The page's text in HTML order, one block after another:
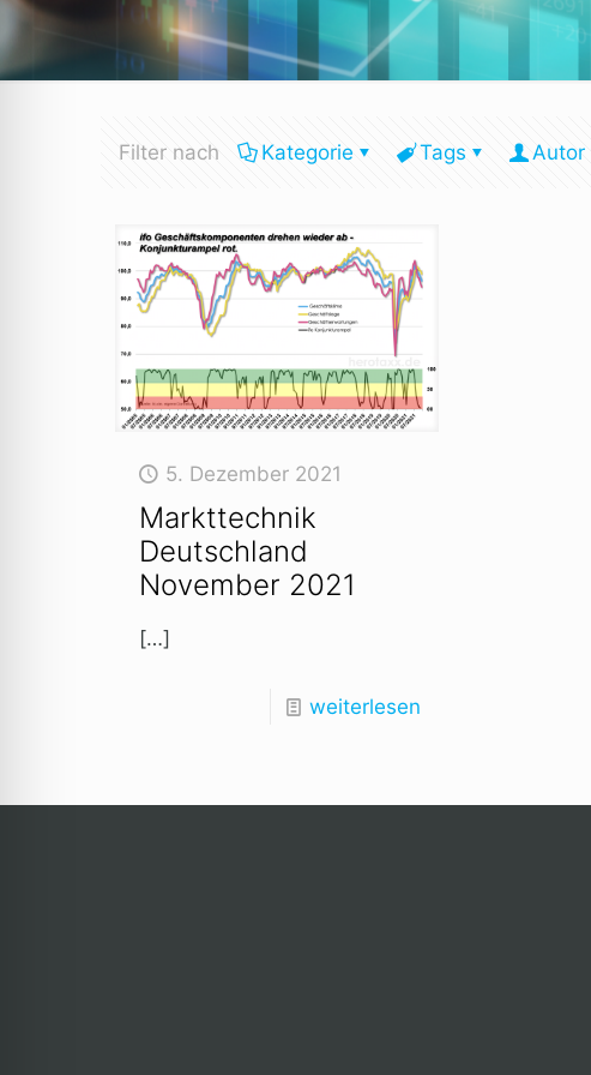
Filter nach Kategorie Tags Autor
5. Dezember 2021
Markttechnik
Deutschland
November 2021
[…]
weiterlesen